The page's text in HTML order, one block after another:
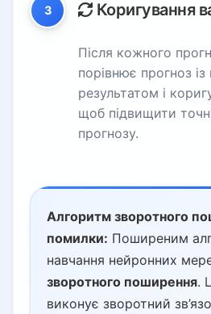
3 Коригування
Після кожного
порівнює прогноз
результатом і
щоб підвищити
прогнозу.
Алгоритм зворотного
помилки: Поширеним
навчання нейронних
зворотного поширення.
виконує зворотний